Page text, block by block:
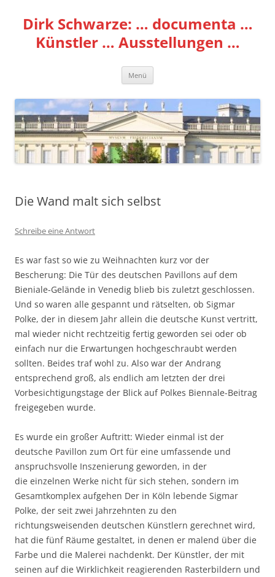
springen
Dirk Schwarze: … documenta …
Künstler … Ausstellungen …
Menü
Die Wand malt sich selbst
Schreibe eine Antwort
Es war fast so wie zu Weihnachten kurz vor der
Bescherung: Die Tür des deutschen Pavillons auf dem
Bieniale-Gelände in Venedig blieb bis zuletzt geschlossen.
Und so waren alle gespannt und rätselten, ob Sigmar
Polke, der in diesem Jahr allein die deutsche Kunst vertritt,
mal wieder nicht rechtzeitig fertig geworden sei oder ob
einfach nur die Erwartungen hochgeschraubt werden
sollten. Beides traf wohl zu. Also war der Andrang
entsprechend groß, als endlich am letzten der drei
Vorbesichtigungstage der Blick auf Polkes Biennale-Beitrag
freigegeben wurde.
Es wurde ein großer Auftritt: Wieder einmal ist der
deutsche Pavillon zum Ort für eine umfassende und
anspruchsvolle Inszenierung geworden, in der
die einzelnen Werke nicht für sich stehen, sondern im
Gesamtkomplex aufgehen Der in Köln lebende Sigmar
Polke, der seit zwei Jahrzehnten zu den
richtungsweisenden deutschen Künstlern gerechnet wird,
hat die fünf Räume gestaltet, in denen er malend über die
Farbe und die Malerei nachdenkt. Der Künstler, der mit
seinen auf die Wirklichkeit reagierenden Rasterbildern und